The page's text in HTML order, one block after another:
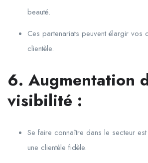
beauté.
Ces partenariats peuvent élargir vos
clientèle.
6. Augmentation
visibilité :
Se faire connaître dans le secteur
une clientèle fidèle.